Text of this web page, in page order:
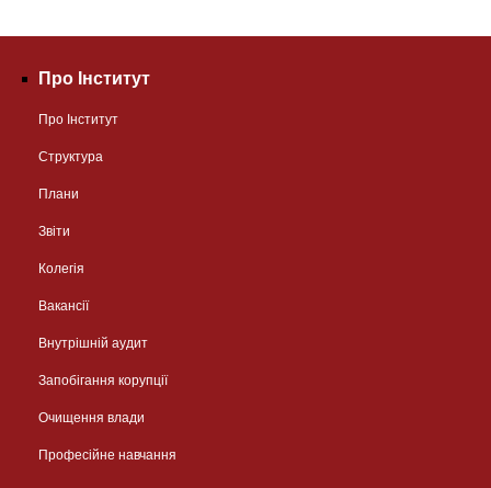
Про Інститут
Про Інститут
Структура
Плани
Звіти
Колегія
Вакансії
Внутрішній аудит
Запобігання корупції
Очищення влади
Професійне навчання